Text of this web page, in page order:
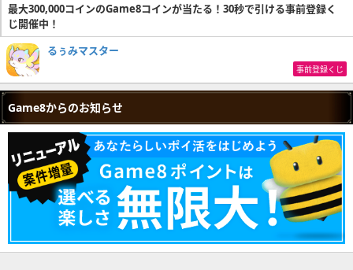
最大300,000コインのGame8コインが当たる！30秒で引ける事前登録く
じ開催中！
るぅみマスター
事前登録くじ
Game8からのお知らせ